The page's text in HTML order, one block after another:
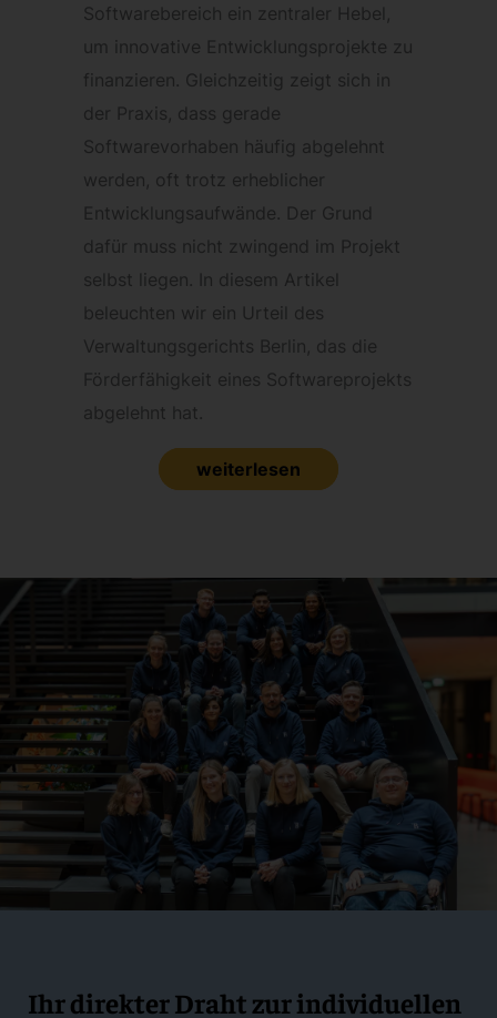
Softwarebereich ein zentraler Hebel,
um innovative Entwicklungsprojekte zu
finanzieren. Gleichzeitig zeigt sich in
der Praxis, dass gerade
Softwarevorhaben häufig abgelehnt
werden, oft trotz erheblicher
Entwicklungsaufwände. Der Grund
dafür muss nicht zwingend im Projekt
selbst liegen. In diesem Artikel
beleuchten wir ein Urteil des
Verwaltungsgerichts Berlin, das die
Förderfähigkeit eines Softwareprojekts
abgelehnt hat.
weiterlesen
Ihr direkter Draht zur individuellen